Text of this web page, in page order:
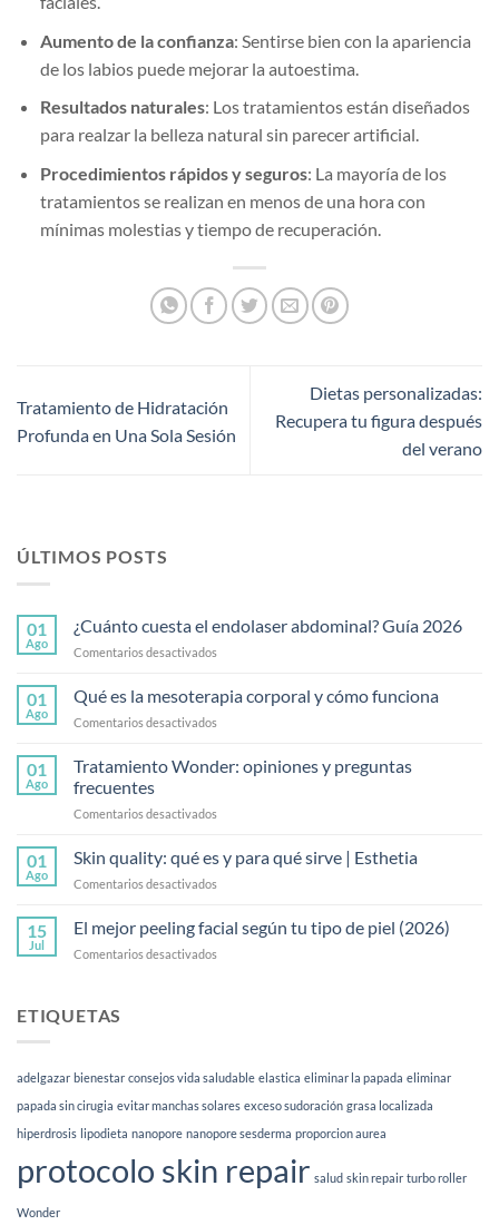
Aumento de la confianza: Sentirse bien con la apariencia
de los labios puede mejorar la autoestima.
Resultados naturales: Los tratamientos están diseñados
para realzar la belleza natural sin parecer artificial.
Procedimientos rápidos y seguros: La mayoría de los
tratamientos se realizan en menos de una hora con
mínimas molestias y tiempo de recuperación.
Tratamiento de Hidratación
Profunda en Una Sola Sesión
Dietas personalizadas:
Recupera tu figura después
del verano
ÚLTIMOS POSTS
01
Ago
¿Cuánto cuesta el endolaser abdominal? Guía 2026
Comentarios desactivados
cuesta
el
endolaser
Guía
01
Ago
Qué es la mesoterapia corporal y cómo funciona
Comentarios desactivados
es
la
corporal
cómo
funciona
01
Ago
Tratamiento Wonder: opiniones y preguntas
frecuentes
Comentarios desactivados
opiniones
y
frecuentes
01
Ago
Skin quality: qué es y para qué sirve | Esthetia
Comentarios desactivados
quality:
qué
es
Esthetia
15
Jul
El mejor peeling facial según tu tipo de piel (2026)
Comentarios desactivados
tipo
de
(2026)
ETIQUETAS
adelgazar bienestar consejos vida saludable elastica eliminar la papada eliminar
papada sin cirugia evitar manchas solares exceso sudoración grasa localizada
hiperdrosis lipodieta nanopore nanopore sesderma proporcion aurea
protocolo skin repair salud skin repair turbo roller
Wonder